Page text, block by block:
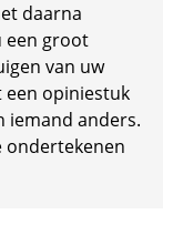
daarna
een groot
van uw
een opiniestuk
iemand anders.
ondertekenen